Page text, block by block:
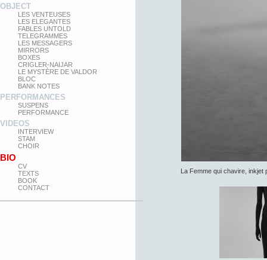
OBJECT
LES VENTEUSES
LES ELEGANTES
FABLES UNTOLD
TELEGRAMMES
LES MESSAGERS
MIRRORS
BOXES
CRIGLER-NAIJAR
LE MYSTÈRE DE VALDOR
BLOC
BANK NOTES
PERFORMANCES
SUSPENS
PERFORMANCE
VIDEOS
INTERVIEW
STAM
CHOIR
BIO
CV
TEXTS
BOOK
CONTACT
La Femme qui chavire,